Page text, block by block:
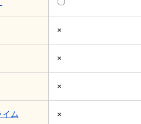
×
×
×
イム ×